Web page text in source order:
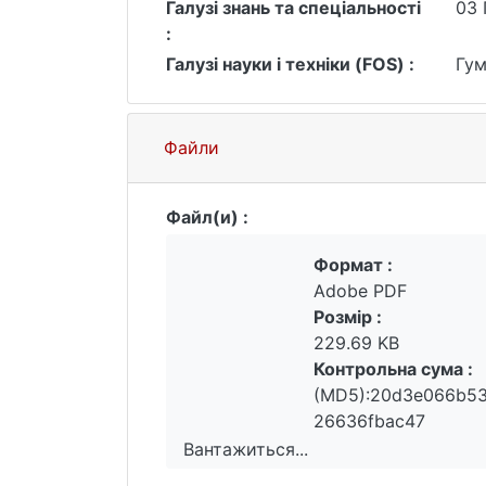
однією альтернативою для
Української повстанської армії,
Шевельов разом з іншими діячами
окупації та розглядав події 1939-
Галузі знань та спеціальності
:
03
Галузі науки і техніки (FOS) :
Файли
Файл(и) :
Вантажиться...
Формат :
Adobe PDF
Розмір :
229.69 KB
Контрольна сума :
26636fbac47